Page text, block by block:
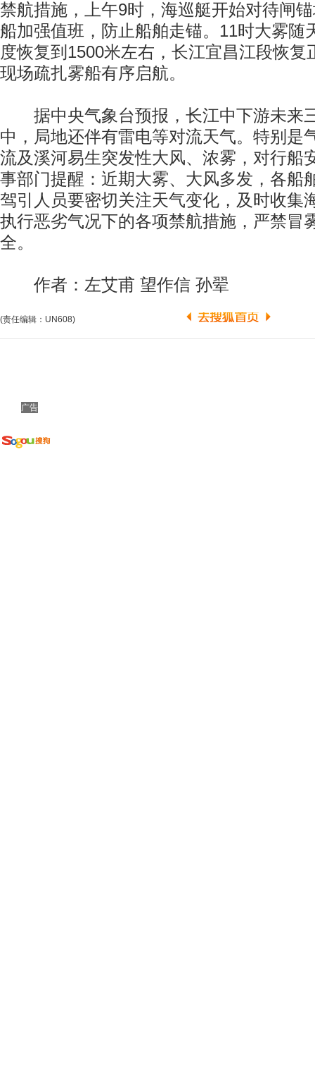
禁航措施，上午9时，海巡艇开始对待闸
船加强值班，防止船舶走锚。11时大雾随
度恢复到1500米左右，长江宜昌江段恢复
现场疏扎雾船有序启航。
据中央气象台预报，长江中下游未来
中，局地还伴有雷电等对流天气。特别是
流及溪河易生突发性大风、浓雾，对行船
事部门提醒：近期大雾、大风多发，各船
驾引人员要密切关注天气变化，及时收集
执行恶劣气况下的各项禁航措施，严禁冒
全。
作者：左艾甫 望作信 孙翚
(责任编辑：UN608)
广告